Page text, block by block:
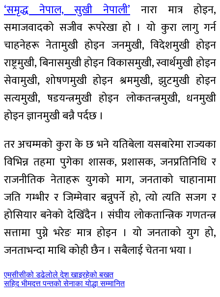
‘समृद्ध नेपाल, सुखी नेपाली’ नारा मात्र होइन,
समाजवादको सजीव रूपरेखा हो । यो कुरा लागु गर्न
चाहनेहरू नेतामुखी होइन जनमुखी, विदेशमुखी होइन
राष्ट्रमुखी, बिनासमुखी होइन विकासमुखी, स्वार्थमुखी होइन
सेवामुखी, शोषणमुखी होइन श्रममुखी, झुटमुखी होइन
सत्यमुखी, षडयन्त्रमुखी होइन लोकतन्त्रमुखी, धनमुखी
होइन ज्ञानमुखी बन्नै पर्दछ ।
तर अचम्मको कुरा के छ भने यतिबेला यसबारेमा राज्यका
विभिन्न तहमा पुगेका शासक, प्रशासक, जनप्रतिनिधि र
राजनीतिक नेताहरू युगको माग, जनताको चाहानामा
जति गम्भीर र जिम्मेवार बन्नुपर्ने हो, त्यो त्यति सजग र
होसियार बनेको देखिँदैन । संघीय लोकतान्त्रिक गणतन्त्र
सत्तामा पुग्ने भरेङ मात्र होइन । यो जनताको युग हो,
जनताभन्दा माथि कोही छैन । सबैलाई चेतना भया ।
पछिल्लाे
-
एमसीसीको डढेलोले देश खाइरहेको बखत
अघिल्लाे
सहिद भीमदत्त पन्तको सेनाका योद्धा सम्मानित